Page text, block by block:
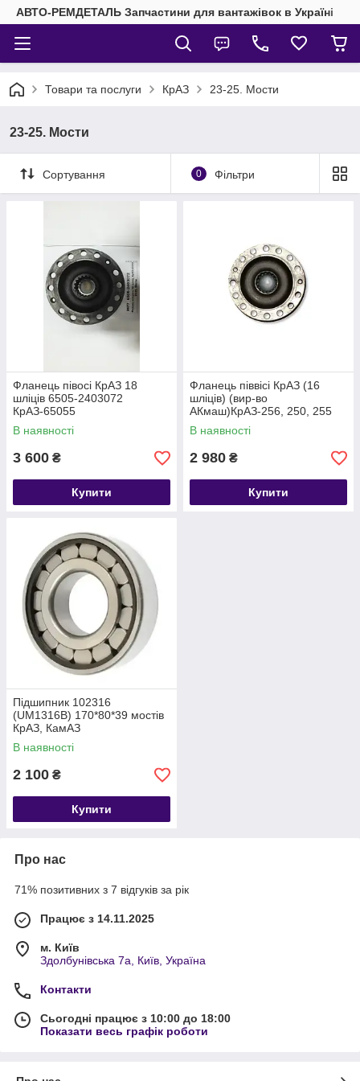
АВТО-РЕМДЕТАЛЬ Запчастини для вантажівок в Україні
Товари та послуги КрАЗ 23-25. Мости
23-25. Мости
Сортування 0 Фільтри
Фланець півосі КрАЗ 18
шліців 6505-2403072
КрАЗ-65055
В наявності
3 600 ₴
Купити
Фланець піввісі КрАЗ (16
шліців) (вир-во
АКмаш)КрАЗ-256, 250, 255
В наявності
2 980 ₴
Купити
Підшипник 102316
(UM1316B) 170*80*39 мостів
КрАЗ, КамАЗ
В наявності
2 100 ₴
Купити
Про нас
71% позитивних з 7 відгуків за рік
Працює з 14.11.2025
м. Київ
Здолбунівська 7а, Київ, Україна
Контакти
Сьогодні працює з 10:00 до 18:00
Показати весь графік роботи